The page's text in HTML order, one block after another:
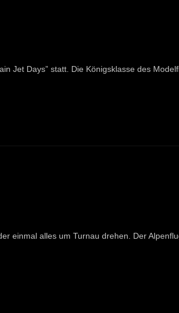
Jet Days” statt. Die Königsklasse des
einmal alles um Turnau drehen. Der